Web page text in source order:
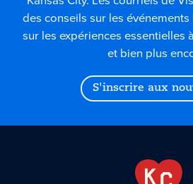
des conseils sur les
sur les expériences essentielles
et bien plus
S'inscrire aux